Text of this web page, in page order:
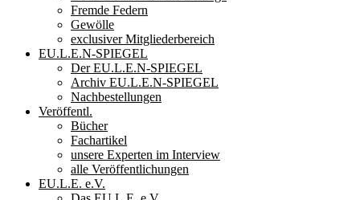
Fremde Federn
Gewölle
exclusiver Mitgliederbereich
EU.L.E.N-SPIEGEL
Der EU.L.E.N-SPIEGEL
Archiv EU.L.E.N-SPIEGEL
Nachbestellungen
Veröffentl.
Bücher
Fachartikel
unsere Experten im Interview
alle Veröffentlichungen
EU.L.E. e.V.